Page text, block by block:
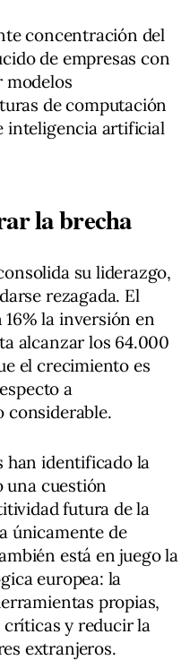
concentración del
de empresas con
modelos
de computación
inteligencia artificial
la brecha
su liderazgo,
rezagada. El
la inversión en
alcanzar los 64.000
el crecimiento es
a
considerable.
han identificado la
cuestión
futura de la
únicamente de
está en juego la
europea: la
propias,
y reducir la
extranjeros.